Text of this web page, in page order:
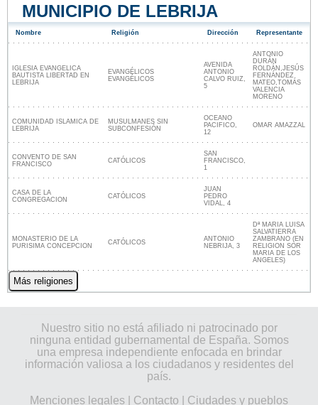
MUNICIPIO DE LEBRIJA
Nombre Religión Dirección Representante
IGLESIA EVANGELICA
BAUTISTA LIBERTAD EN
LEBRIJA
EVANGÉLICOS
EVANGÉLICOS
AVENIDA
ANTONIO
CALVO RUIZ,
5
ANTONIO
DURÁN
ROLDÁN,JESÚS
FERNÁNDEZ
MATEO,TOMÁS
VALENCIA
MORENO
COMUNIDAD ISLAMICA DE
LEBRIJA
MUSULMANES SIN
SUBCONFESIÓN
OCEANO
PACIFICO,
12
OMAR AMAZZAL
CONVENTO DE SAN
FRANCISCO
CATÓLICOS
SAN
FRANCISCO,
1
CASA DE LA
CONGREGACION
CATÓLICOS
JUAN
PEDRO
VIDAL, 4
MONASTERIO DE LA
PURISIMA CONCEPCION
CATÓLICOS
ANTONIO
NEBRIJA, 3
Dª MARIA LUISA
SALVATIERRA
ZAMBRANO (EN
RELIGION SOR
MARIA DE LOS
ANGELES)
Más religiones
Nuestro sitio no está afiliado ni patrocinado por
ninguna entidad gubernamental de España. Somos
una empresa independiente enfocada en brindar
información valiosa a los ciudadanos y residentes del
país.
Menciones legales
Contacto Ciudades y pueblos